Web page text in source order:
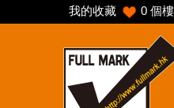
我的收藏 0 個